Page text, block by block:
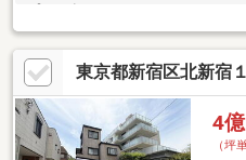
東京都新宿区北新宿
4
（坪